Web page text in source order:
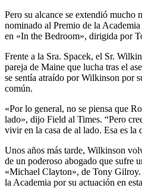
Pero su alcance se extendió mucho
nominado al Premio de la
en «In the Bedroom», dirigida por
Frente a la Sra. Spacek, el Sr.
pareja de Maine que lucha tras el
se sentía atraído por Wilkinson por
común.
«Por lo general, no se piensa que
lado», dijo Field al Times. “Pero
vivir en la casa de al lado. Esa es la
Unos años más tarde, Wilkinson
de un poderoso abogado que sufre
«Michael Clayton», de Tony
la Academia por su actuación en